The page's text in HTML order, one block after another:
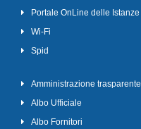
Portale OnLine delle Istanze
Wi-Fi
Spid
Amministrazione trasparente
Albo Ufficiale
Albo Fornitori